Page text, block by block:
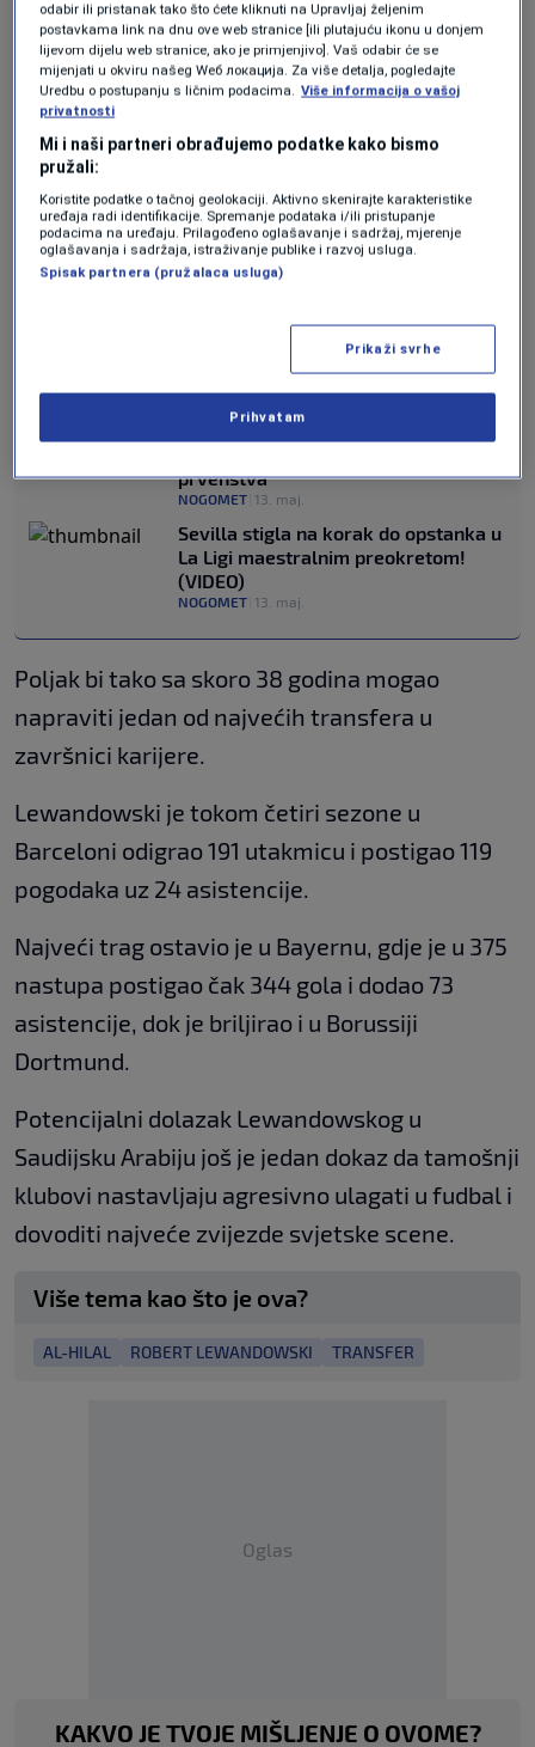
katalonski klub neće ponuditi produženje
saradnje. Iako su se ranije spominjali mogući
ostanci u Evropi, finansijska moć Saudijaca
potpuno je promijenila situaciju.
JOŠ SPORTA:
Novi haos na Zvezda – Vojvodina,
žestok sukob pored stadiona (VIDEO)
Haos pred finale, policija morala
reagovati zbog sukoba navijača
NOGOMET|13. maj.
Zvanično: Advocaat će biti najstariji
prvenstva
NOGOMET 13. maj.
Sevilla stigla na korak do opstanka u
La Ligi maestralnim preokretom!
(VIDEO)
NOGOMET 13. maj.
Poljak bi tako sa skoro 38 godina mogao
napraviti jedan od najvećih transfera u
završnici karijere.
Lewandowski je tokom četiri sezone u
Barceloni odigrao 191 utakmicu i postigao 119
pogodaka uz 24 asistencije.
Najveći trag ostavio je u Bayernu, gdje je u 375
nastupa postigao čak 344 gola i dodao 73
asistencije, dok je briljirao i u Borussiji
Dortmund.
Potencijalni dolazak Lewandowskog u
Saudijsku Arabiju još je jedan dokaz da tamošnji
klubovi nastavljaju agresivno ulagati u fudbal i
dovoditi najveće zvijezde svjetske scene.
Više tema kao što je ova?
AL-HILAL ROBERT LEWANDOWSKI TRANSFER
Oglas
KAKVO JE TVOJE MIŠLJENJE O OVOME?
odabir ili pristanak tako što ćete kliknuti na Upravljaj željenim
postavkama link na dnu ove web stranice [ili plutajuću ikonu u donjem
lijevom dijelu web stranice, ako je primjenjivo]. Vaš odabir će se
mijenjati u okviru našeg Wеб локација. Za više detalja, pogledajte
Uredbu o postupanju s ličnim podacima. Više informacija o vašoj
privatnosti
Mi i naši partneri obrađujemo podatke kako bismo
pružali:
Koristite podatke o tačnoj geolokaciji. Aktivno skenirajte karakteristike
uređaja radi identifikacije. Spremanje podataka i/ili pristupanje
podacima na uređaju. Prilagođeno oglašavanje i sadržaj, mjerenje
oglašavanja i sadržaja, istraživanje publike i razvoj usluga.
Spisak partnera (pružalaca usluga)
Prikaži svrhe
Prihvatam